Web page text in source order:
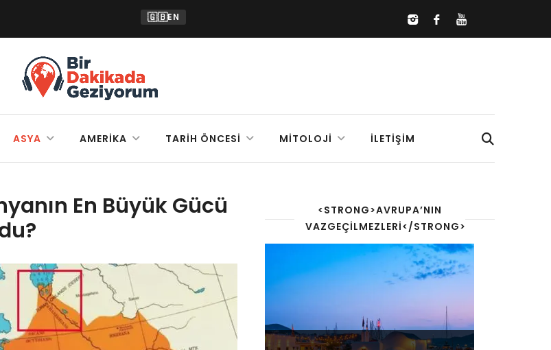
🇬🇧EN
ASYA AMERIKA TARIH ÖNCESI MITOLOJI İLETIŞIM
En Büyük Gücü
<STRONG>AVRUPA’NIN
VAZGEÇILMEZLERI</STRONG>